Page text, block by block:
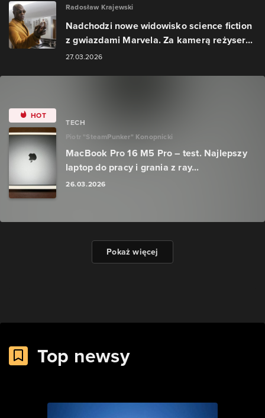
Radosław Krajewski
Nadchodzi nowe widowisko science fiction
z gwiazdami Marvela. Za kamerą reżyser...
27.03.2026
HOT
TECH
Piotr "SteamPunker" Konopnicki
MacBook Pro 16 M5 Pro – test. Najlepszy
laptop do pracy i grania z ray...
26.03.2026
Pokaż więcej
Top newsy